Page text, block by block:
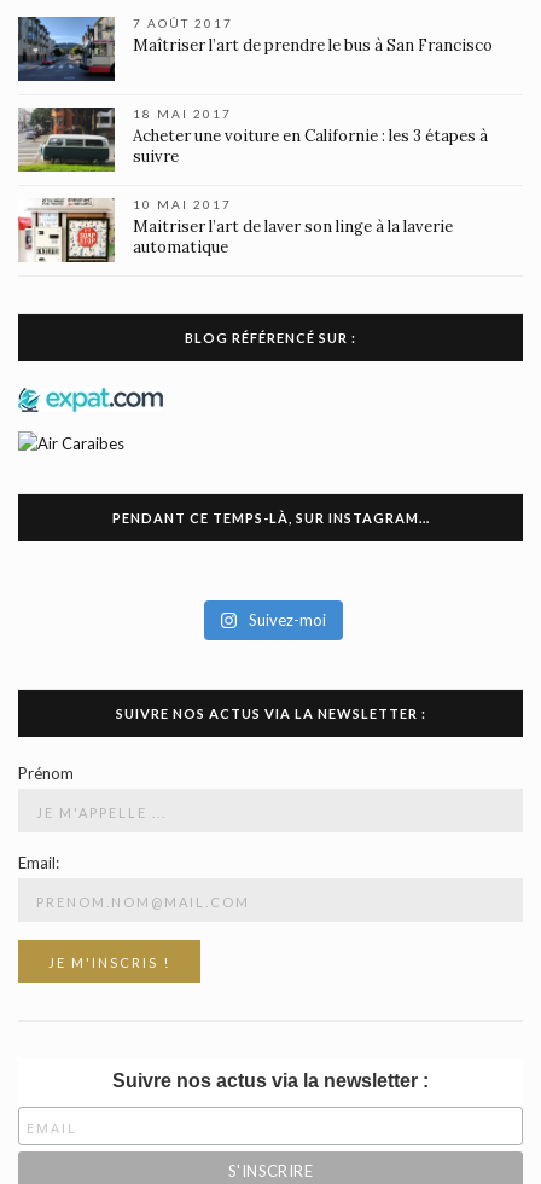
7 AOÛT 2017
Maîtriser l’art de prendre le bus à San Francisco
18 MAI 2017
Acheter une voiture en Californie : les 3 étapes à
suivre
10 MAI 2017
Maitriser l’art de laver son linge à la laverie
automatique
BLOG RÉFÉRENCÉ SUR :
PENDANT CE TEMPS-LÀ, SUR INSTAGRAM…
Suivez-moi
SUIVRE NOS ACTUS VIA LA NEWSLETTER :
Prénom
Email:
Suivre nos actus via la newsletter :